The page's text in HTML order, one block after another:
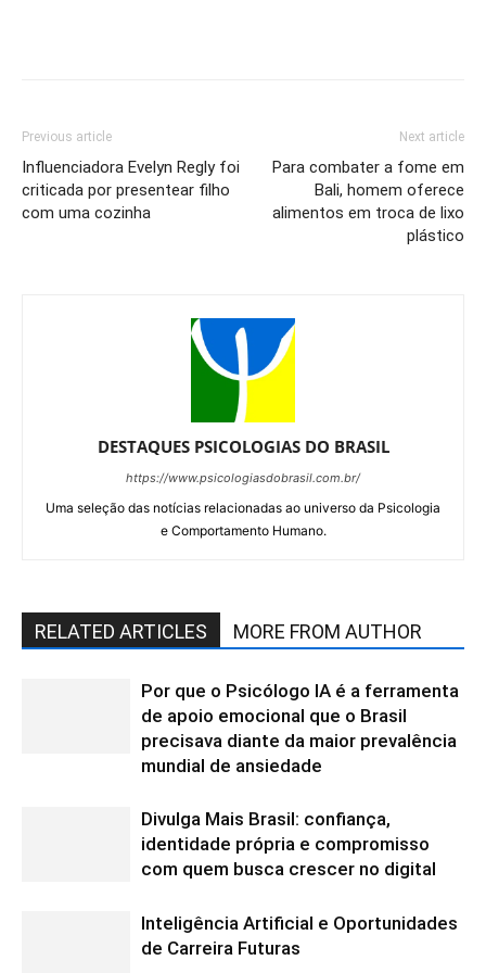
Previous article
Influenciadora Evelyn Regly foi
criticada por presentear filho
com uma cozinha
Next article
Para combater a fome em
Bali, homem oferece
alimentos em troca de lixo
plástico
DESTAQUES PSICOLOGIAS DO BRASIL
https://www.psicologiasdobrasil.com.br/
Uma seleção das notícias relacionadas ao universo da Psicologia
e Comportamento Humano.
RELATED ARTICLES MORE FROM AUTHOR
Por que o Psicólogo IA é a ferramenta
de apoio emocional que o Brasil
precisava diante da maior prevalência
mundial de ansiedade
Divulga Mais Brasil: confiança,
identidade própria e compromisso
com quem busca crescer no digital
Inteligência Artificial e Oportunidades
de Carreira Futuras